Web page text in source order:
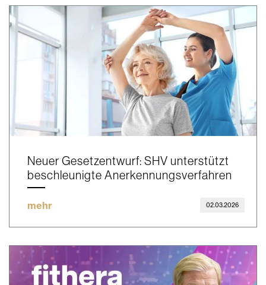
Neuer Gesetzentwurf: SHV unterstützt
beschleunigte Anerkennungsverfahren
mehr 02.03.2026